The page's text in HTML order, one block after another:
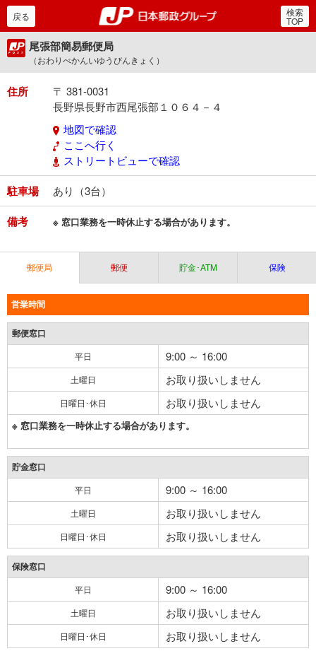
郵便局・日本郵政グルー
戻る 検索
TOP
尾張部簡易郵便局
（おわりべかんいゆうびんきょく）
住所
〒 381-0031
長野県長野市西尾張部１０６４－４
地図で確認
ここへ行く
ストリートビューで確認
駐車場 あり（3台）
備考 ※ 窓口業務を一時休止する場合があります。
郵便局 郵便 貯金･ATM 保険
営業時間
郵便窓口
平日 9:00 ～ 16:00
土曜日 お取り扱いしません
日曜日･休日 お取り扱いしません
※ 窓口業務を一時休止する場合があります。
貯金窓口
平日 9:00 ～ 16:00
土曜日 お取り扱いしません
日曜日･休日 お取り扱いしません
保険窓口
平日 9:00 ～ 16:00
土曜日 お取り扱いしません
日曜日･休日 お取り扱いしません